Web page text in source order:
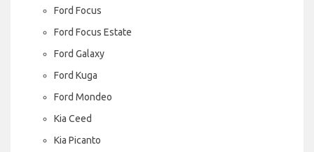
Ford Focus
Ford Focus Estate
Ford Galaxy
Ford Kuga
Ford Mondeo
Kia Ceed
Kia Picanto